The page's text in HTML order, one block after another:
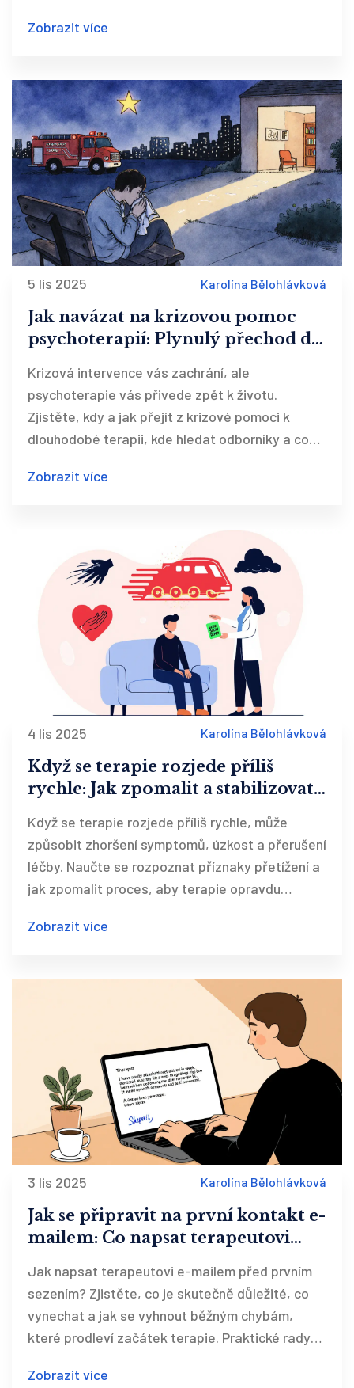
Zobrazit více
5 lis 2025 Karolína Bělohlávková
Jak navázat na krizovou pomoc
psychoterapií: Plynulý přechod do
Krizová intervence vás zachrání, ale
psychoterapie vás přivede zpět k životu.
Zjistěte, kdy a jak přejít z krizové pomoci k
dlouhodobé terapii, kde hledat odborníky a co
Zobrazit více
4 lis 2025 Karolína Bělohlávková
Když se terapie rozjede příliš
rychle: Jak zpomalit a stabilizovat
Když se terapie rozjede příliš rychle, může
způsobit zhoršení symptomů, úzkost a přerušení
léčby. Naučte se rozpoznat příznaky přetížení a
jak zpomalit proces, aby terapie opravdu
Zobrazit více
3 lis 2025 Karolína Bělohlávková
Jak se připravit na první kontakt e-
mailem: Co napsat terapeutovi
Jak napsat terapeutovi e-mailem před prvním
sezením? Zjistěte, co je skutečně důležité, co
vynechat a jak se vyhnout běžným chybám,
které prodleví začátek terapie. Praktické rady
Zobrazit více